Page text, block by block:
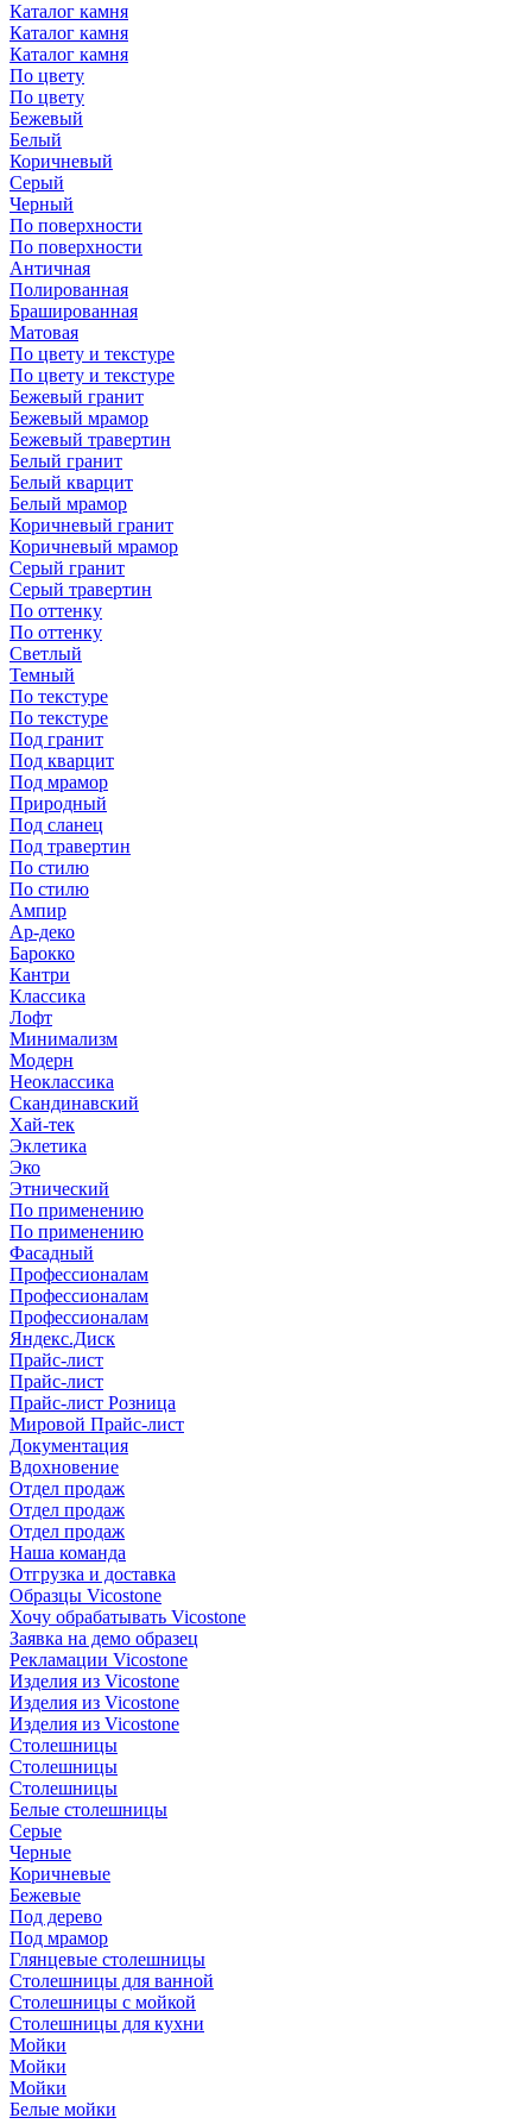
Каталог камня
Каталог камня
Каталог камня
По цвету
По цвету
Бежевый
Белый
Коричневый
Серый
Черный
По поверхности
По поверхности
Античная
Полированная
Брашированная
Матовая
По цвету и текстуре
По цвету и текстуре
Бежевый гранит
Бежевый мрамор
Бежевый травертин
Белый гранит
Белый кварцит
Белый мрамор
Коричневый гранит
Коричневый мрамор
Серый гранит
Серый травертин
По оттенку
По оттенку
Светлый
Темный
По текстуре
По текстуре
Под гранит
Под кварцит
Под мрамор
Природный
Под сланец
Под травертин
По стилю
По стилю
Ампир
Ар-деко
Барокко
Кантри
Классика
Лофт
Минимализм
Модерн
Неоклассика
Скандинавский
Хай-тек
Эклетика
Эко
Этнический
По применению
По применению
Фасадный
Профессионалам
Профессионалам
Профессионалам
Яндекс.Диск
Прайс-лист
Прайс-лист
Прайс-лист Розница
Мировой Прайс-лист
Документация
Вдохновение
Отдел продаж
Отдел продаж
Отдел продаж
Наша команда
Отгрузка и доставка
Образцы Vicostone
Хочу обрабатывать Vicostone
Заявка на демо образец
Рекламации Vicostone
Изделия из Vicostone
Изделия из Vicostone
Изделия из Vicostone
Столешницы
Столешницы
Столешницы
Белые столешницы
Серые
Черные
Коричневые
Бежевые
Под дерево
Под мрамор
Глянцевые столешницы
Столешницы для ванной
Столешницы с мойкой
Столешницы для кухни
Мойки
Мойки
Мойки
Белые мойки